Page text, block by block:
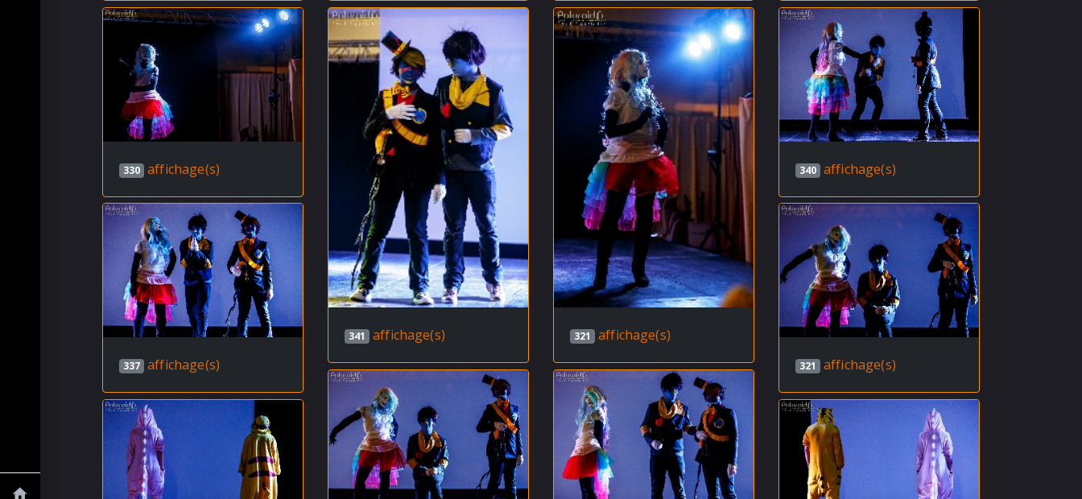
330 affichage(s)
341 affichage(s) 321 affichage(s)
340 affichage(s)
337 affichage(s) 321 affichage(s)